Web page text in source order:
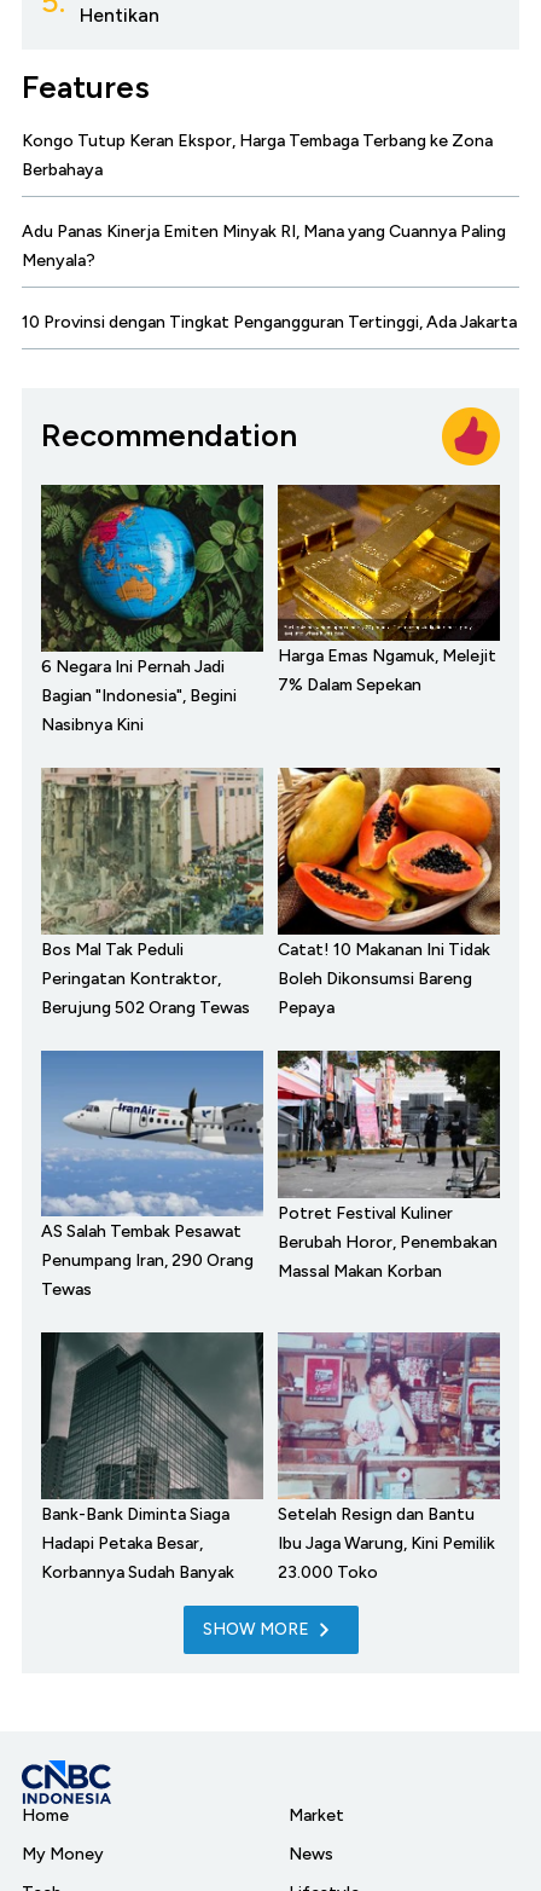
Hentikan
Features
Kongo Tutup Keran Ekspor, Harga Tembaga Terbang ke Zona
Berbahaya
Adu Panas Kinerja Emiten Minyak RI, Mana yang Cuannya Paling
Menyala?
10 Provinsi dengan Tingkat Pengangguran Tertinggi, Ada Jakarta
Recommendation
6 Negara Ini Pernah Jadi
Bagian "Indonesia", Begini
Nasibnya Kini
Harga Emas Ngamuk, Melejit
7% Dalam Sepekan
Bos Mal Tak Peduli
Peringatan Kontraktor,
Berujung 502 Orang Tewas
Catat! 10 Makanan Ini Tidak
Boleh Dikonsumsi Bareng
Pepaya
AS Salah Tembak Pesawat
Penumpang Iran, 290 Orang
Tewas
Potret Festival Kuliner
Berubah Horor, Penembakan
Massal Makan Korban
Bank-Bank Diminta Siaga
Hadapi Petaka Besar,
Korbannya Sudah Banyak
Setelah Resign dan Bantu
Ibu Jaga Warung, Kini Pemilik
23.000 Toko
SHOW MORE
Home
My Money
Market
News